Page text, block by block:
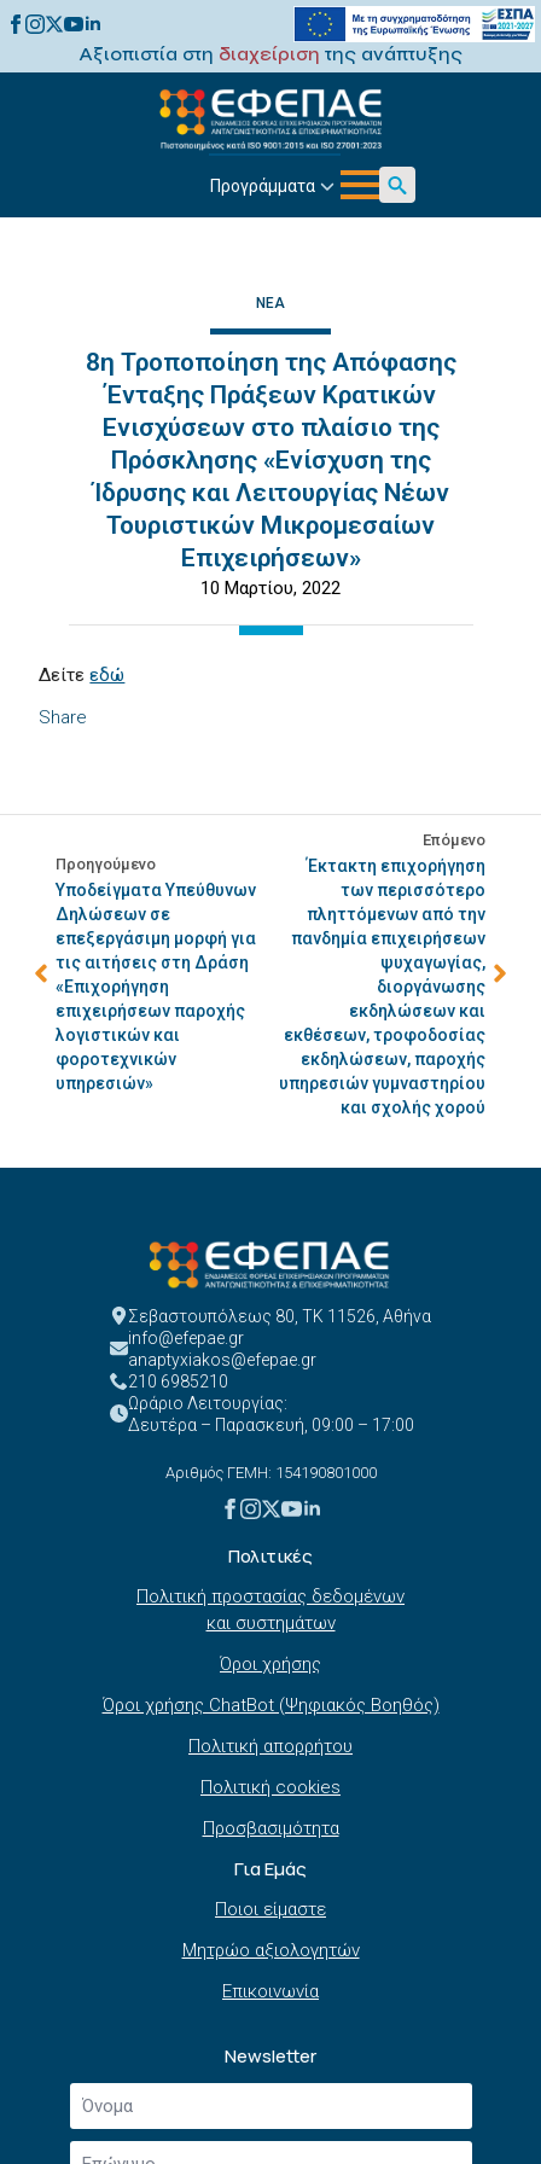
Αξιοπιστία στη διαχείριση της ανάπτυξης
Προγράμματα
Search
ΝΈΑ
8η Τροποποίηση της Απόφασης
Ένταξης Πράξεων Κρατικών
Ενισχύσεων στο πλαίσιο της
Πρόσκλησης «Ενίσχυση της
Ίδρυσης και Λειτουργίας Νέων
Τουριστικών Μικρομεσαίων
Επιχειρήσεων»
10 Μαρτίου, 2022
Share
Δείτεεδώ
Προηγούμενο
Υποδείγματα Υπεύθυνων
Δηλώσεων σε
επεξεργάσιμη μορφή για
τις αιτήσεις στη Δράση
«Επιχορήγηση
επιχειρήσεων παροχής
λογιστικών και
φοροτεχνικών
υπηρεσιών»
Επόμενο
Έκτακτη επιχορήγηση
των περισσότερο
πληττόμενων από την
πανδημία επιχειρήσεων
ψυχαγωγίας,
διοργάνωσης
εκδηλώσεων και
εκθέσεων, τροφοδοσίας
εκδηλώσεων, παροχής
υπηρεσιών γυμναστηρίου
και σχολής χορού
Σεβαστουπόλεως 80, ΤΚ 11526, Αθήνα
info@efepae.gr
anaptyxiakos@efepae.gr
210 6985210
Ωράριο Λειτουργίας:
Δευτέρα – Παρασκευή, 09:00 – 17:00
Αριθμός ΓΕΜΗ: 154190801000
Πολιτικές
Πολιτική προστασίας δεδομένων
και συστημάτων
Όροι χρήσης
Όροι χρήσης ChatBot (Ψηφιακός Βοηθός)
Πολιτική απορρήτου
Πολιτική cookies
Προσβασιμότητα
Για Εμάς
Ποιοι είμαστε
Μητρώο αξιολογητών
Επικοινωνία
Newsletter
Όνομα
Επώνυμο